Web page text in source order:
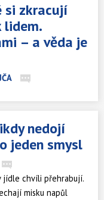
sdílejí každodenní
si zkracují
lidem.
– a věda je
možný raný příznak
fyzických změn,
druhy.
se neznamená
nedojí
jeden smysl
jídle chvíli přehrabují.
misku napůl